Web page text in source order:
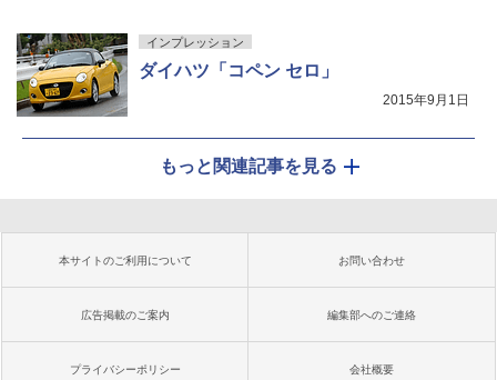
インプレッション
ダイハツ「コペン セロ」
2015年9月1日
もっと関連記事を見る
本サイトのご利用について お問い合わせ
広告掲載のご案内 編集部へのご連絡
プライバシーポリシー 会社概要